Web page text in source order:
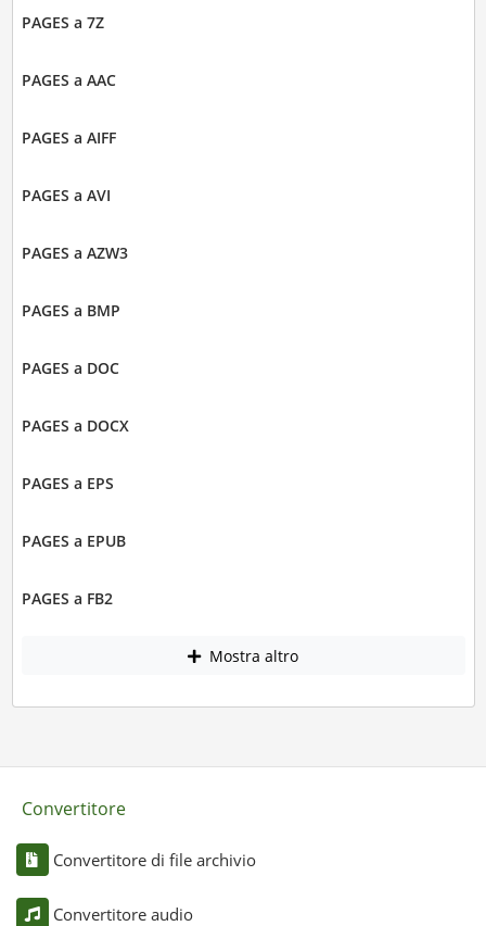
PAGES a 7Z
PAGES a AAC
PAGES a AIFF
PAGES a AVI
PAGES a AZW3
PAGES a BMP
PAGES a DOC
PAGES a DOCX
PAGES a EPS
PAGES a EPUB
PAGES a FB2
Mostra altro
Convertitore
Convertitore di file archivio
Convertitore audio